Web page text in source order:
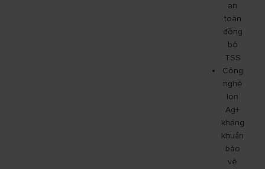
an
toàn
đồng
bộ
TSS
Công
nghệ
Ion
Ag+
kháng
khuẩn
bảo
vệ